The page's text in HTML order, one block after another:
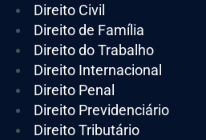
Direito Civil
Direito de Família
Direito do Trabalho
Direito Internacional
Direito Penal
Direito Previdenciário
Direito Tributário